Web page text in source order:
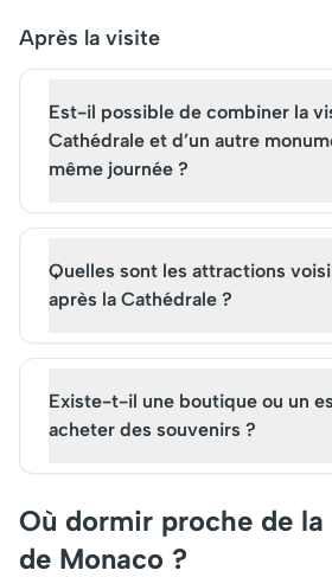
Après la visite
Est-il possible de combiner la
Cathédrale et d’un autre
même journée ?
Quelles sont les attractions
après la Cathédrale ?
Existe-t-il une boutique ou un
acheter des souvenirs ?
Où dormir proche de
de Monaco ?